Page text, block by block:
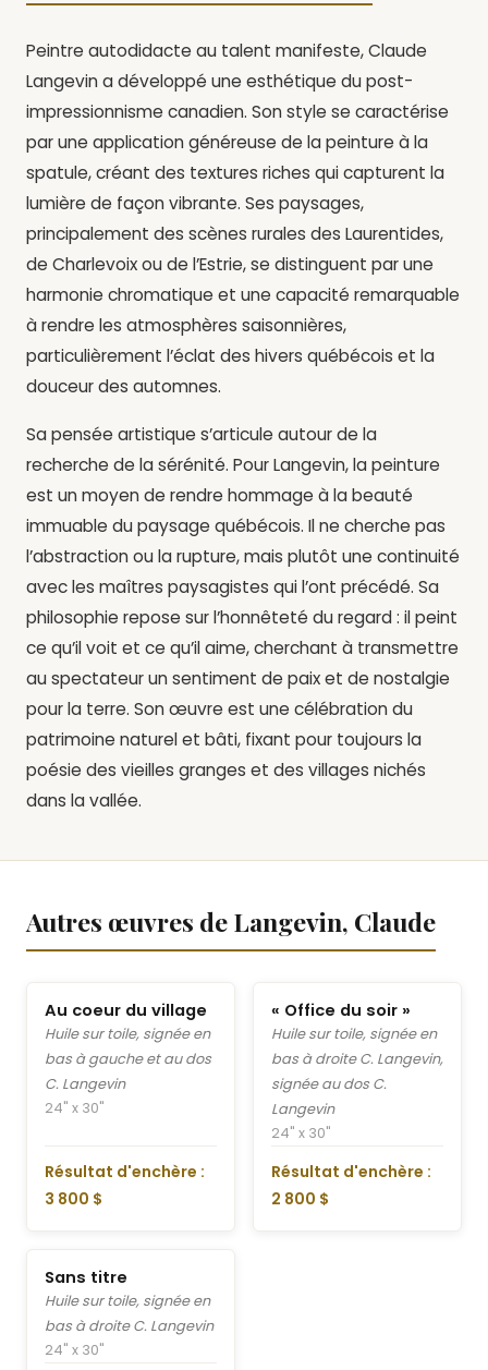
Peintre autodidacte au talent manifeste, Claude
Langevin a développé une esthétique du post-
impressionnisme canadien. Son style se caractérise
par une application généreuse de la peinture à la
spatule, créant des textures riches qui capturent la
lumière de façon vibrante. Ses paysages,
principalement des scènes rurales des Laurentides,
de Charlevoix ou de l’Estrie, se distinguent par une
harmonie chromatique et une capacité remarquable
à rendre les atmosphères saisonnières,
particulièrement l’éclat des hivers québécois et la
douceur des automnes.
Sa pensée artistique s’articule autour de la
recherche de la sérénité. Pour Langevin, la peinture
est un moyen de rendre hommage à la beauté
immuable du paysage québécois. Il ne cherche pas
l’abstraction ou la rupture, mais plutôt une continuité
avec les maîtres paysagistes qui l’ont précédé. Sa
philosophie repose sur l’honnêteté du regard : il peint
ce qu’il voit et ce qu’il aime, cherchant à transmettre
au spectateur un sentiment de paix et de nostalgie
pour la terre. Son œuvre est une célébration du
patrimoine naturel et bâti, fixant pour toujours la
poésie des vieilles granges et des villages nichés
dans la vallée.
Autres œuvres de Langevin, Claude
Au coeur du village
Huile sur toile, signée en
bas à gauche et au dos
C. Langevin
24" x 30"
Résultat d'enchère :
3 800 $
« Office du soir »
Huile sur toile, signée en
bas à droite C. Langevin,
signée au dos C.
Langevin
24" x 30"
Résultat d'enchère :
2 800 $
Sans titre
Huile sur toile, signée en
bas à droite C. Langevin
24" x 30"